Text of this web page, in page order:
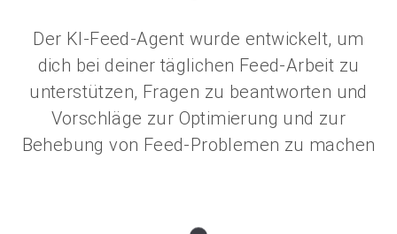
Der KI-Feed-Agent wurde entwickelt, um
dich bei deiner täglichen Feed-Arbeit zu
unterstützen, Fragen zu beantworten und
Vorschläge zur Optimierung und zur
Behebung von Feed-Problemen zu machen